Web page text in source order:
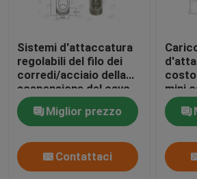
corredo della sospensione del
corredi della sospensione del
Componenti dell'esposizione del
Sistemi d'attaccatura
regolabili del filo dei
corredi/acciaio della
sospensione del cavo
dell'alimentazione di
potereMiglior prezzo
Contattaci
mini
degli